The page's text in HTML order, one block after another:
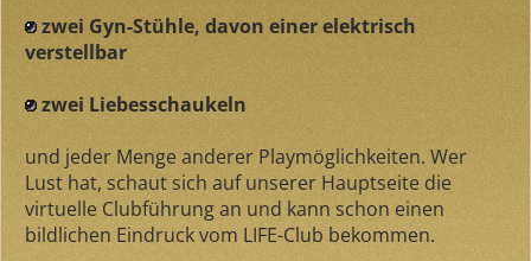
zwei Gyn-Stühle, davon einer elektrisch
verstellbar
zwei Liebesschaukeln
und jeder Menge anderer Playmöglichkeiten. Wer
Lust hat, schaut sich auf unserer Hauptseite die
virtuelle Clubführung an und kann schon einen
bildlichen Eindruck vom LIFE-Club bekommen.